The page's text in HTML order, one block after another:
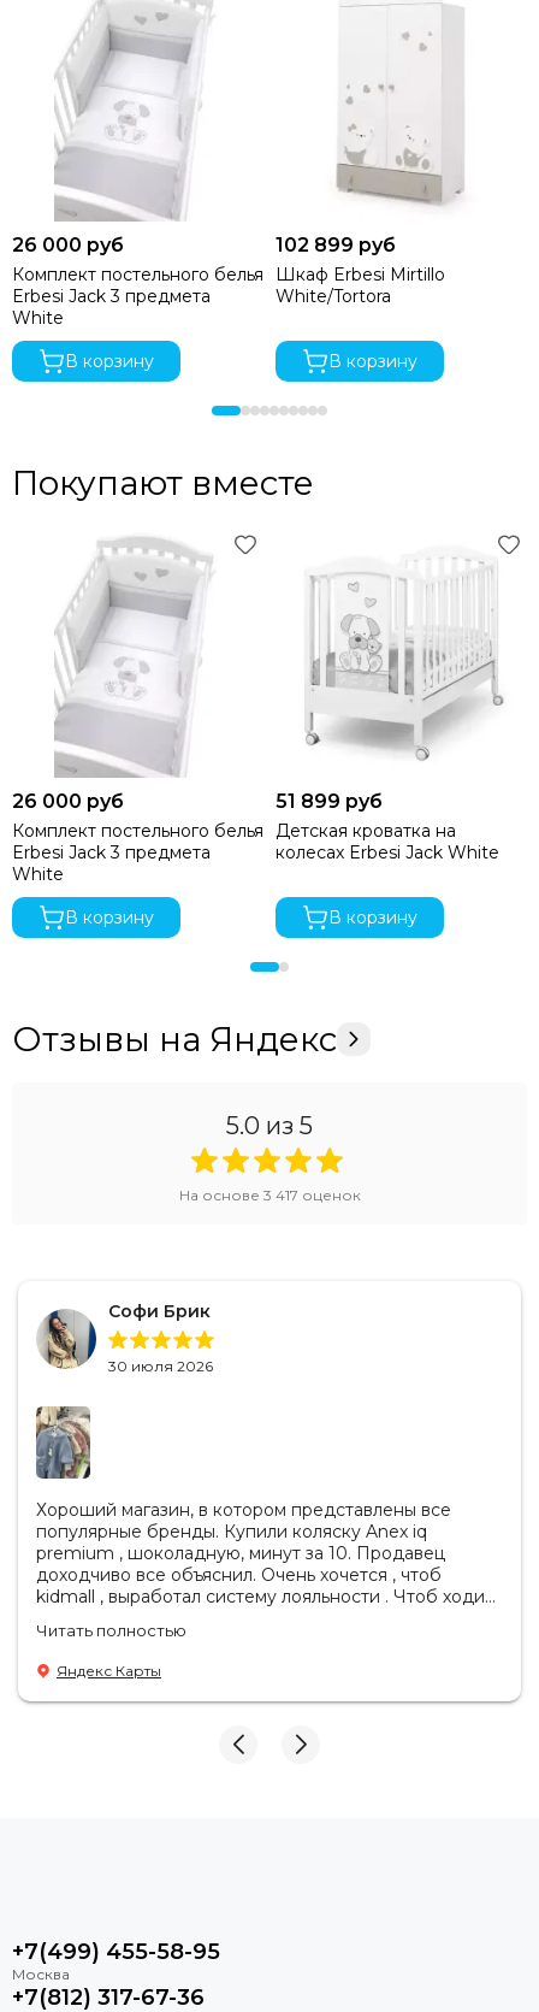
26 000 руб
Комплект постельного белья
Erbesi Jack 3 предмета
White
В корзину
102 899 руб
Шкаф Erbesi Mirtillo
White/Tortora
В корзину
Покупают вместе
26 000 руб
Комплект постельного белья
Erbesi Jack 3 предмета
White
В корзину
51 899 руб
Детская кроватка на
колесах Erbesi Jack White
В корзину
Отзывы на Яндекс
5.0 из 5
На основе 3 417 оценок
Софи Брик
30 июля 2026
Хороший магазин, в котором представлены все
популярные бренды. Купили коляску Anex iq
premium , шоколадную, минут за 10. Продавец
доходчиво все объяснил. Очень хочется , чтоб
kidmall , выработал систему лояльности . Чтоб ходить
Читать полностью
Яндекс Карты
+7(499) 455-58-95
+7(812) 317-67-36